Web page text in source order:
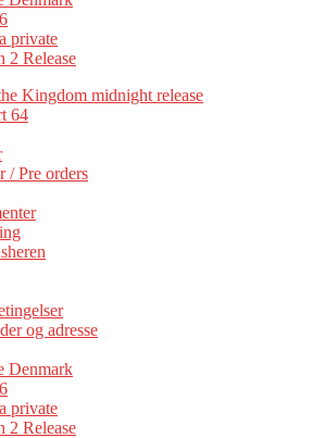
private
2 Release
Kingdom midnight release
64
/ Pre orders
og adresse
Denmark
private
2 Release